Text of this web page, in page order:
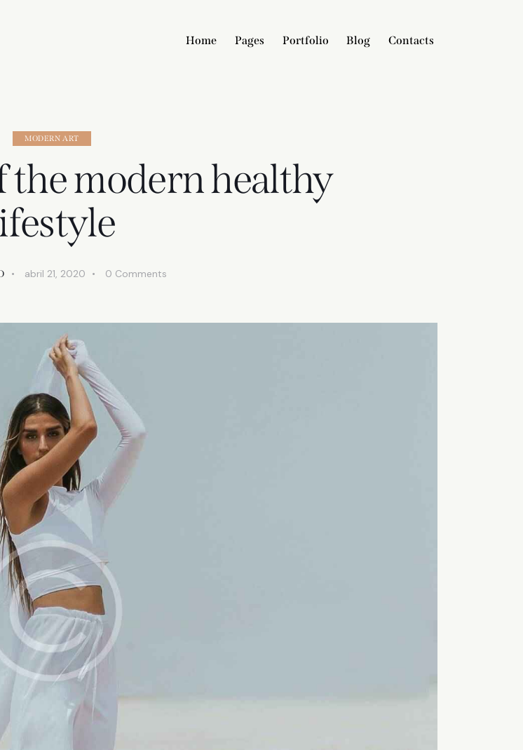
Home Pages Portfolio Blog Contacts
MODERN ART
the modern healthy
abril 21, 2020 0 Comments